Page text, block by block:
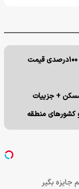
عقب‌نشینی سازندگان از بازار مسکن/ افزایش ۱۰۰درصدی قیمت
+ جزییات
کشورهای منطقه